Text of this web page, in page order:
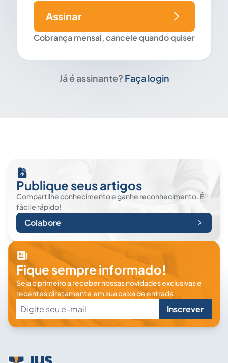
Cobrança mensal, cancele quando quiser
Assinar
Já é assinante? Faça login
Publique seus artigos
Compartilhe conhecimento e ganhe reconhecimento. É
fácil e rápido!
Colabore
Fique sempre informado!
Seja o primeiro a receber nossas novidades exclusivas e
recentes diretamente em sua caixa de entrada.
Inscrever